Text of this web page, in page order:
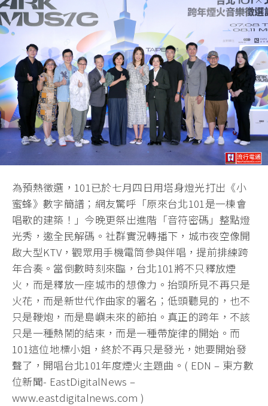
為預熱徵選，101已於七月四日用塔身燈光打出《小
蜜蜂》數字簡譜；網友驚呼「原來台北101是一棟會
唱歌的建築！」今晚更祭出進階「音符密碼」整點燈
光秀，邀全民解碼。社群實況轉播下，城市夜空像開
啟大型KTV，觀眾用手機電筒參與伴唱，提前排練跨
年合奏。當倒數時刻來臨，台北101將不只釋放煙
火，而是釋放一座城市的想像力。抬頭所見不再只是
火花，而是新世代作曲家的署名；低頭聽見的，也不
只是鞭炮，而是島嶼未來的節拍。真正的跨年，不該
只是一種熱鬧的結束，而是一種帶旋律的開始。而
101這位地標小姐，終於不再只是發光，她要開始發
聲了，開唱台北101年度煙火主題曲。( EDN – 東方數
位新聞- EastDigitalNews –
www.eastdigitalnews.com )